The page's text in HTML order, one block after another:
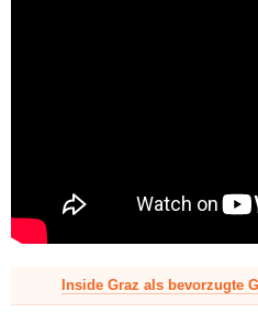
Inside Graz als bevorzugte